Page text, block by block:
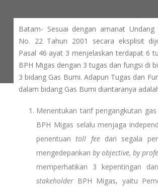
Batam- Sesuai dengan amanat Undang
No. 22 Tahun 2001 secara eksplisit
Pasal 46 ayat 3 menjelaskan terdapat 6
BPH Migas dengan 3 tugas dan fungsi di
3 bidang Gas Bumi. Adapun Tugas dan
dalam bidang Gas Bumi diantaranya
Menentukan tarif pengangkutan
BPH Migas selalu menjaga
penentuantoll fee dari segala
mengedepankan by objective, by
memperhatikan 3 kepentingan
stakeholder BPH Migas, yaitu